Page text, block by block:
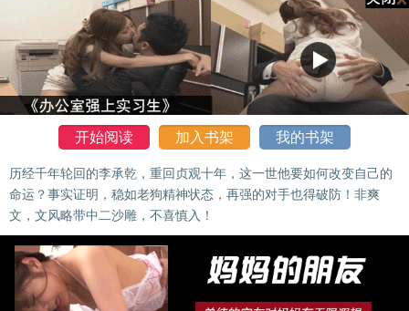
开始阅读 加入书架 我的书架
历经千年轮回的李承乾，重回贞观十年，这一世他要如何改变自己的
命运？事实证明，稳如老狗精神状态，再强的对手也得破防！非爽
文，文风略带中二沙雕，不喜慎入！